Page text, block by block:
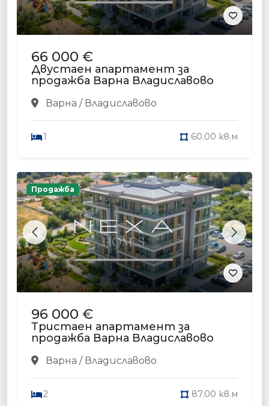
66 000 €
Двустаен апартамент за
продажба Варна Владиславово
Варна / Владиславово
1 60.00 кв.м
Previous Next
Продажба
96 000 €
Тристаен апартамент за
продажба Варна Владиславово
Варна / Владиславово
2 87.00 кв.м